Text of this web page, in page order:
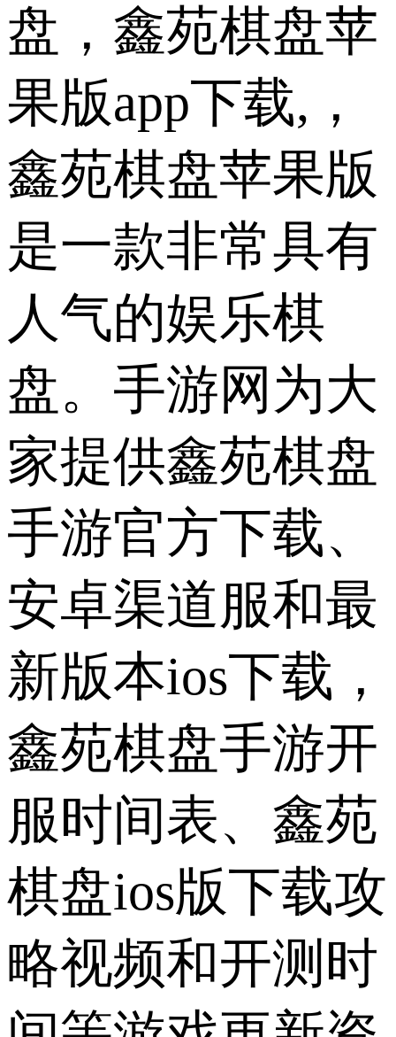
盘，鑫苑棋盘苹
果版app下载,，
鑫苑棋盘苹果版
是一款非常具有
人气的娱乐棋
盘。手游网为大
家提供鑫苑棋盘
手游官方下载、
安卓渠道服和最
新版本ios下载，
鑫苑棋盘手游开
服时间表、鑫苑
棋盘ios版下载攻
略视频和开测时